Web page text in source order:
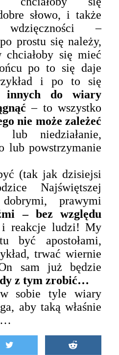
słowo, i także
–
prostu się należy,
chciałoby się mieć
po to się daje
i po to się
innych do wiary
– to wszystko
nie może zależeć
lub niedziałanie,
lub powstrzymanie
(tak jak dzisiejsi
Najświętszej
prawymi
– bez względu
i reakcje ludzi! My
być apostołami,
trwać wiernie
sam już będzie
z tym zrobić…
sobie tyle wiary
aby taką właśnie